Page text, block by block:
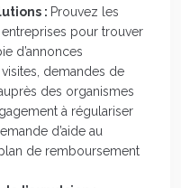
: Prouvez les
pour trouver
d’annonces
demandes de
des organismes
à régulariser
d’aide au
de remboursement